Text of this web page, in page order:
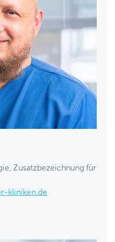
Zusatzbezeichnung für
kliniken.de